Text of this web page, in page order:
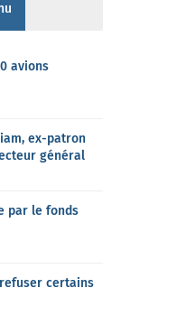
avions
ex-patron
général
par le fonds
certains